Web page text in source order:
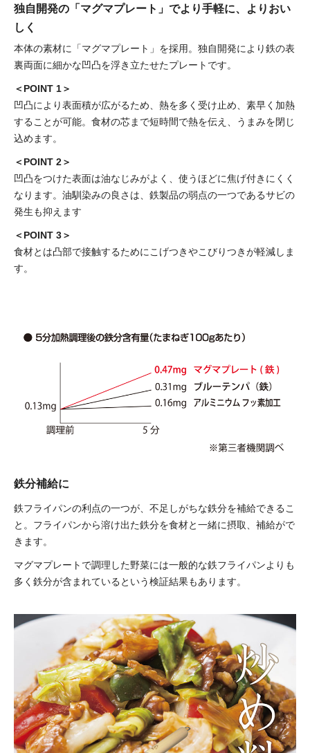
独自開発の「マグマプレート」でより手軽に、よりおい
しく
本体の素材に「マグマプレート」を採用。独自開発により鉄の表
裏両面に細かな凹凸を浮き立たせたプレートです。
＜POINT 1＞
凹凸により表面積が広がるため、熱を多く受け止め、素早く加熱
することが可能。食材の芯まで短時間で熱を伝え、うまみを閉じ
込めます。
＜POINT 2＞
凹凸をつけた表面は油なじみがよく、使うほどに焦げ付きにくく
なります。油馴染みの良さは、鉄製品の弱点の一つであるサビの
発生も抑えます
＜POINT 3＞
食材とは凸部で接触するためにこげつきやこびりつきが軽減しま
す。
鉄分補給に
鉄フライパンの利点の一つが、不足しがちな鉄分を補給できるこ
と。フライパンから溶け出た鉄分を食材と一緒に摂取、補給がで
きます。
マグマプレートで調理した野菜には一般的な鉄フライパンよりも
多く鉄分が含まれているという検証結果もあります。